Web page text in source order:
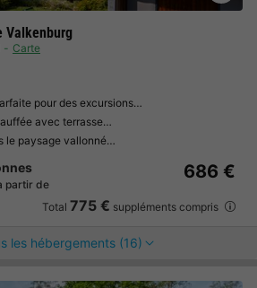
Valkenburg
Carte
pour des excursions…
avec terrasse…
le paysage vallonné…
partir de
686 €
Total 775 € suppléments compris
les hébergements (16)